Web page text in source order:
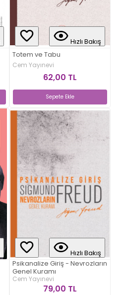
Hızlı Bakış
Totem ve Tabu
Cem Yayınevi
62,00 TL
Sepete Ekle
Hızlı Bakış
Psikanalize Giriş - Nevrozların
Genel Kuramı
Cem Yayınevi
79,00 TL